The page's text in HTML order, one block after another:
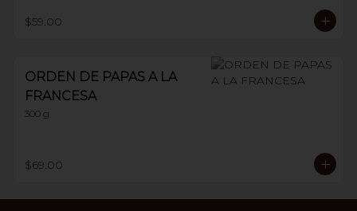
$59.00
ORDEN DE PAPAS A LA
FRANCESA
300 g
$69.00